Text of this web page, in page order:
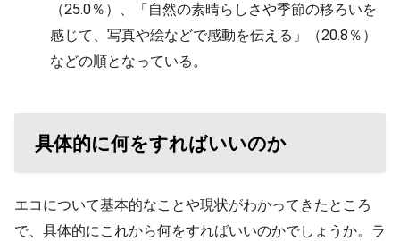
（25.0％）、「自然の素晴らしさや季節の移ろいを
感じて、写真や絵などで感動を伝える」（20.8％）
などの順となっている。
具体的に何をすればいいのか
エコについて基本的なことや現状がわかってきたところ
で、具体的にこれから何をすればいいのかでしょうか。ラ